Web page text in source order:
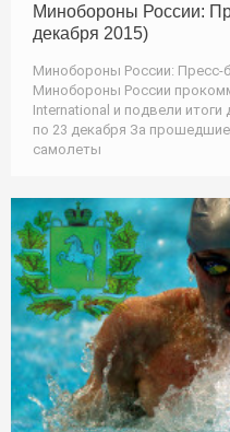
Минобороны России:
декабря 2015)
Минобороны России: Пресс-
Минобороны России
International и подвели
по 23 декабря За прошедшие
самолеты